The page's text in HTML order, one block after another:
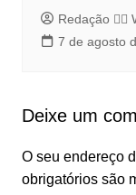
Redação 👨‍⚖️​
7 de agosto
Deixe um
O seu endereço
obrigatórios são